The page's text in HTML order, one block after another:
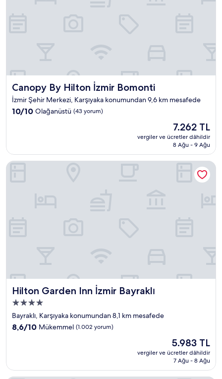
Canopy By Hilton İzmir Bomonti
Canopy By Hilton İzmir Bomonti
İzmir Şehir Merkezi, Karşıyaka konumundan 9,6 km mesafede
10
yorum)
10/10 Olağanüstü (43 yorum)
Güncel
fiyat:
7.262 TL
7.262 TL
vergiler ve ücretler dâhildir
8 Ağu - 9 Ağu
Hilton Garden Inn İzmir Bayraklı
Hilton Garden Inn İzmir Bayraklı
4.0
yıldızlı
konaklama
Bayraklı, Karşıyaka konumundan 8,1 km mesafede
10
yorum)
8,6/10 Mükemmel (1.002 yorum)
Güncel
fiyat:
5.983 TL
5.983 TL
vergiler ve ücretler dâhildir
7 Ağu - 8 Ağu
Hilton Garden Inn İzmir Bayraklı